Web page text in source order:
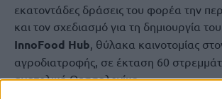
εκατοντάδες δράσεις του φορέα την
και τον σχεδιασμό για τη δημιουργία του
InnoFood Hub, θύλακα καινοτομίας
αγροδιατροφής, σε έκταση 60
ανατολική Θεσσαλονίκη.